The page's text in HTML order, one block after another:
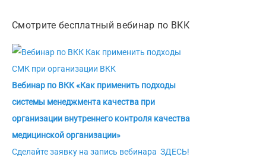
Смотрите бесплатный вебинар по ВКК
Вебинар по ВКК «Как применить подходы
системы менеджмента качества при
организации внутреннего контроля качества
медицинской организации»
Сделайте заявку на запись вебинара ЗДЕСЬ!